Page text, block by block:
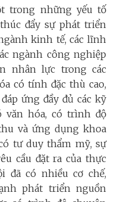
trong những yếu tố
đẩy sự phát triển
kinh tế, các lĩnh
ngành công nghiệp
nhân lực trong các
có tính đặc thù cao,
ứng đầy đủ các kỹ
văn hóa, có trình độ
và ứng dụng khoa
tư duy thẩm mỹ, sự
cầu đặt ra của thực
đã có nhiều cơ chế,
phát triển nguồn